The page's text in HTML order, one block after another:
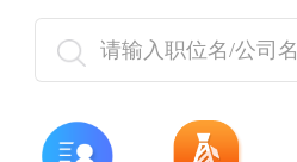
请输入职位名/公司名